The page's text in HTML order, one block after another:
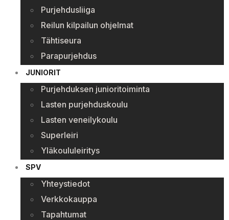
Purjehdusliiga
Reilun kilpailun ohjelmat
Tähtiseura
Parapurjehdus
JUNIORIT
Purjehduksen junioritoiminta
Lasten purjehduskoulu
Lasten veneilykoulu
Superleiri
Yläkoululeiritys
SPV
Yhteystiedot
Verkkokauppa
Tapahtumat